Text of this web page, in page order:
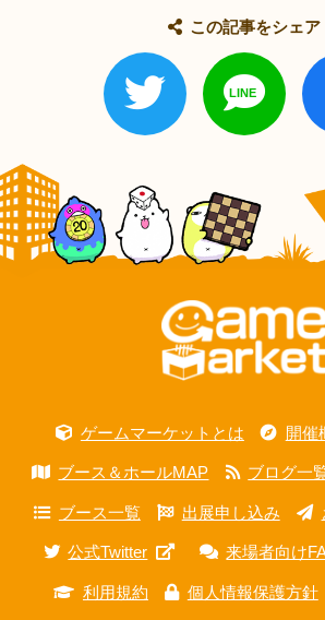
この記事をシェア
ゲームマーケットとは 開催
ブース＆ホールMAP ブログ一
ブース一覧 出展申し込み
公式Twitter 来場者向け
利用規約 個人情報保護方針